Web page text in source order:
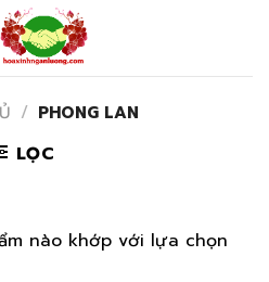
/ PHONG LAN
LỌC
nào khớp với lựa chọn